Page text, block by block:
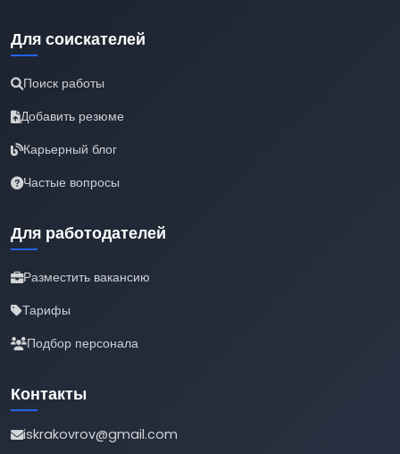
Для соискателей
Поиск работы
Добавить резюме
Карьерный блог
Частые вопросы
Для работодателей
Разместить вакансию
Тарифы
Подбор персонала
Контакты
iskrakovrov@gmail.com